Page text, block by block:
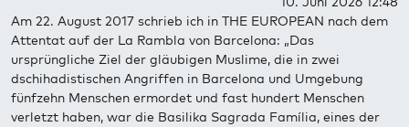
Am 22. August 2017 schrieb ich in THE EUROPEAN nach dem
Attentat auf der La Rambla von Barcelona: „Das
ursprüngliche Ziel der gläubigen Muslime, die in zwei
dschihadistischen Angriffen in Barcelona und Umgebung
fünfzehn Menschen ermordet und fast hundert Menschen
verletzt haben, war die Basilika Sagrada Família, eines der